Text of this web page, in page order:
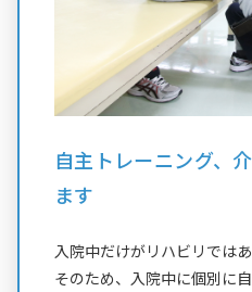
自主トレーニング、
ます
入院中だけがリハビリではあ
そのため、入院中に個別に